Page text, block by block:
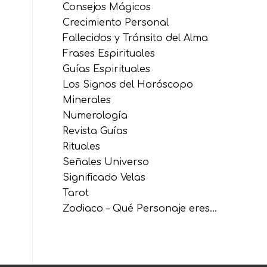
Consejos Mágicos
Crecimiento Personal
Fallecidos y Tránsito del Alma
Frases Espirituales
Guías Espirituales
Los Signos del Horóscopo
Minerales
Numerología
Revista Guías
Rituales
Señales Universo
Significado Velas
Tarot
Zodiaco – Qué Personaje eres…